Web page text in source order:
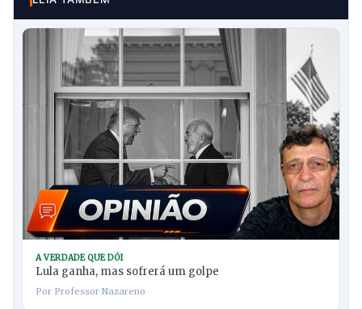
A VERDADE QUE DÓI
Lula ganha, mas sofrerá um golpe
Por Professor Nazareno